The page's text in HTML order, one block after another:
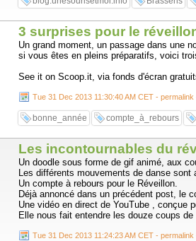
3 surprises pour le
Un grand moment, un passage dans une
si vous êtes en pleins préparatifs, voici
See it on Scoop.it, via fonds d'écran
Tue 31 Dec 2013 11:30:40 AM CET - permalink
bonne_année compte_à_rebours
Les incontournables du
Un doodle sous forme de gif animé, aux
Les différents mouvements de danse
Un compte à rebours pour le Réveillon.
Déjà annoncé dans un précédent post, le
Une vidéo en direct de YouTube , conçue
Elle nous fait entendre les douze coups
Tue 31 Dec 2013 11:24:23 AM CET - permalink